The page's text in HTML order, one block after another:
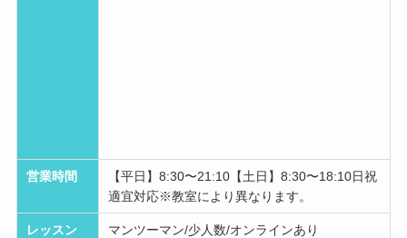
営業時間
【平日】8:30〜21:10【土日】8:30〜18:10日祝
適宜対応※教室により異なります。
レッスン
マンツーマン/少人数/オンラインあり